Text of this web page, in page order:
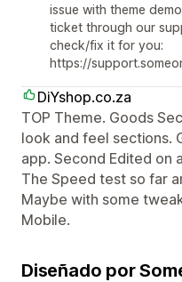
issue with theme
ticket through our
check/fix it for you:
https://
DiYshop.co.za
TOP Theme. Goods
look and feel sections.
app. Second Edited on
The Speed test so far
Maybe with some
Mobile.
Diseñado por